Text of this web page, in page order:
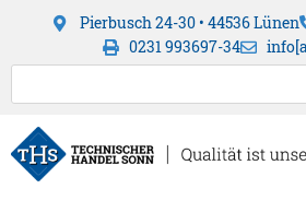
Pierbusch 24-30 • 44536 Lünen
0231 993697-34